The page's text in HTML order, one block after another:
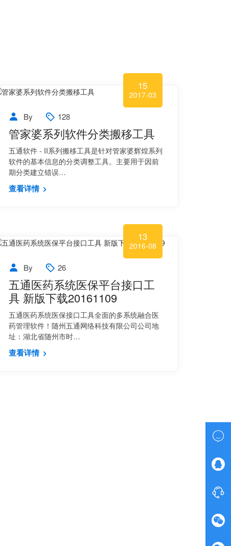
15
2017-03
By 128
管家婆系列软件分类搬移工具
五通软件 - II系列搬移工具是针对管家婆辉煌系列
软件的基本信息的分类调整工具。主要用于因前
期分类建立错误…
查看详情
13
2016-08
By 26
五通医药系统医保平台接口工
具 新版下载20161109
五通医药系统医保接口工具全面的多系统融合医
药管理软件！随州五通网络科技有限公司公司地
址：湖北省随州市时…
查看详情



